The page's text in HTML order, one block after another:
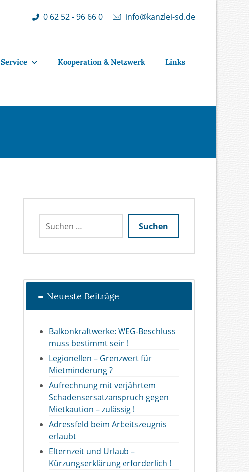
info@kanzlei-sd.de
0 62 52 - 96 66 0
Service Kooperation & Netzwerk Links
Suchen
Neueste Beiträge
Balkonkraftwerke: WEG-Beschluss
muss bestimmt sein !
Legionellen – Grenzwert für
Mietminderung ?
Aufrechnung mit verjährtem
Schadensersatzanspruch gegen
Mietkaution – zulässig !
Adressfeld beim Arbeitszeugnis
erlaubt
Elternzeit und Urlaub –
Kürzungserklärung erforderlich !